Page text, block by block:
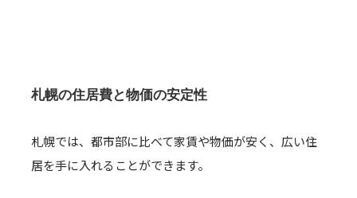
札幌の住居費と物価の安定性
札幌では、都市部に比べて家賃や物価が安く、広い住
居を手に入れることができます。